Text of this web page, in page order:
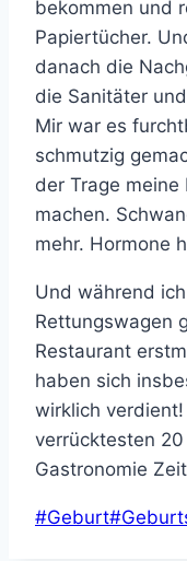
bekommen und
Papiertücher.
danach die
die Sanitäter
Mir war es
schmutzig
der Trage
machen.
mehr. Hormone
Und während
Rettungswagen
Restaurant
haben sich
wirklich
verrücktesten
Gastronomie
Schlagworte:
#Geburt#